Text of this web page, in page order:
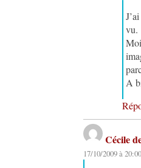
vu.
A
Cécile
17/10/2009 à 20:00